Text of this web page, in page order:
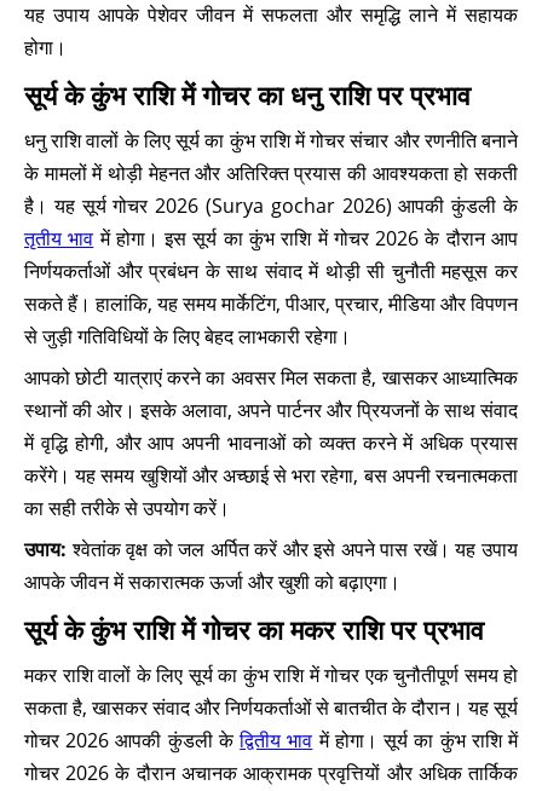
यह उपाय आपके पेशेवर जीवन में सफलता और समृद्धि लाने में सहायक
होगा।
सूर्य के कुंभ राशि में गोचर का धनु राशि पर प्रभाव
धनु राशि वालों के लिए सूर्य का कुंभ राशि में गोचर संचार और रणनीति बनाने
के मामलों में थोड़ी मेहनत और अतिरिक्त प्रयास की आवश्यकता हो सकती
है। यह सूर्य गोचर 2026 (Surya gochar 2026) आपकी कुंडली के
तृतीय भाव में होगा। इस सूर्य का कुंभ राशि में गोचर 2026 के दौरान आप
निर्णयकर्ताओं और प्रबंधन के साथ संवाद में थोड़ी सी चुनौती महसूस कर
सकते हैं। हालांकि, यह समय मार्केटिंग, पीआर, प्रचार, मीडिया और विपणन
से जुड़ी गतिविधियों के लिए बेहद लाभकारी रहेगा।
आपको छोटी यात्राएं करने का अवसर मिल सकता है, खासकर आध्यात्मिक
स्थानों की ओर। इसके अलावा, अपने पार्टनर और प्रियजनों के साथ संवाद
में वृद्धि होगी, और आप अपनी भावनाओं को व्यक्त करने में अधिक प्रयास
करेंगे। यह समय खुशियों और अच्छाई से भरा रहेगा, बस अपनी रचनात्मकता
का सही तरीके से उपयोग करें।
उपाय: श्वेतांक वृक्ष को जल अर्पित करें और इसे अपने पास रखें। यह उपाय
आपके जीवन में सकारात्मक ऊर्जा और खुशी को बढ़ाएगा।
सूर्य के कुंभ राशि में गोचर का मकर राशि पर प्रभाव
मकर राशि वालों के लिए सूर्य का कुंभ राशि में गोचर एक चुनौतीपूर्ण समय हो
सकता है, खासकर संवाद और निर्णयकर्ताओं से बातचीत के दौरान। यह सूर्य
गोचर 2026 आपकी कुंडली केद्वितीय भाव में होगा। सूर्य का कुंभ राशि में
गोचर 2026 के दौरान अचानक आक्रामक प्रवृत्तियों और अधिक तार्किक